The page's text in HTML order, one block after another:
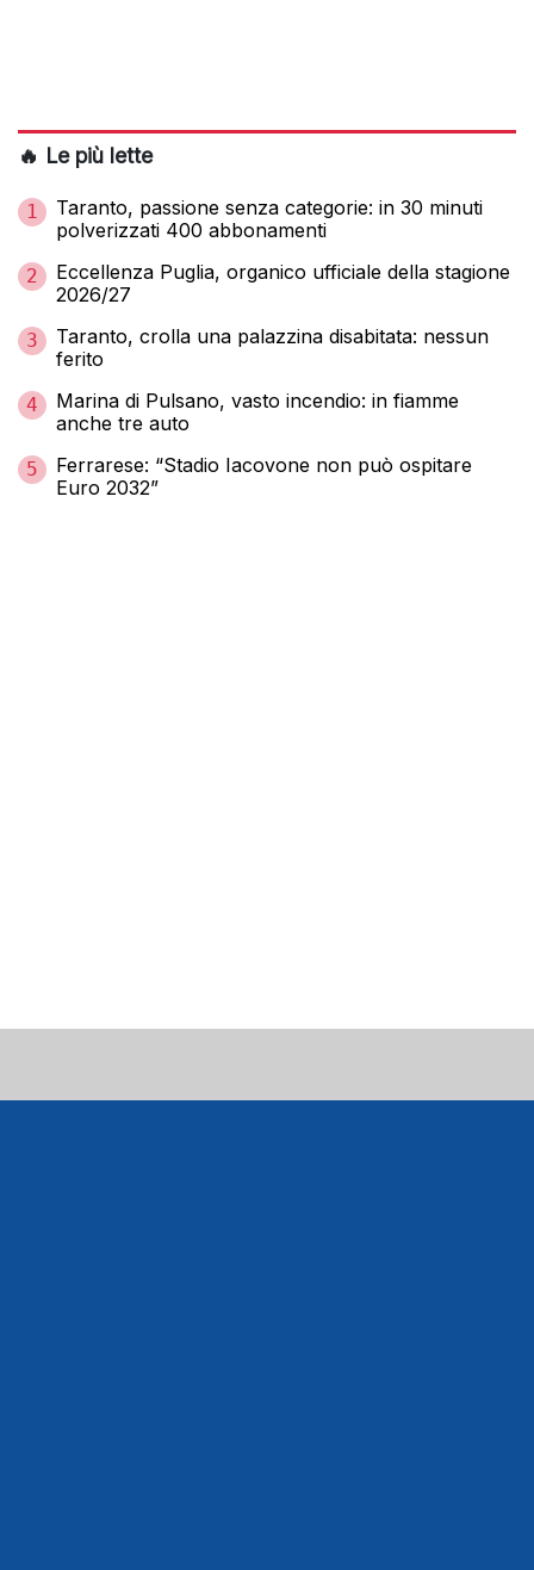
🔥 Le più lette
1
Taranto, passione senza categorie: in 30 minuti
polverizzati 400 abbonamenti
2
Eccellenza Puglia, organico ufficiale della stagione
2026/27
3
Taranto, crolla una palazzina disabitata: nessun
ferito
4
Marina di Pulsano, vasto incendio: in fiamme
anche tre auto
5
Ferrarese: “Stadio Iacovone non può ospitare
Euro 2032”